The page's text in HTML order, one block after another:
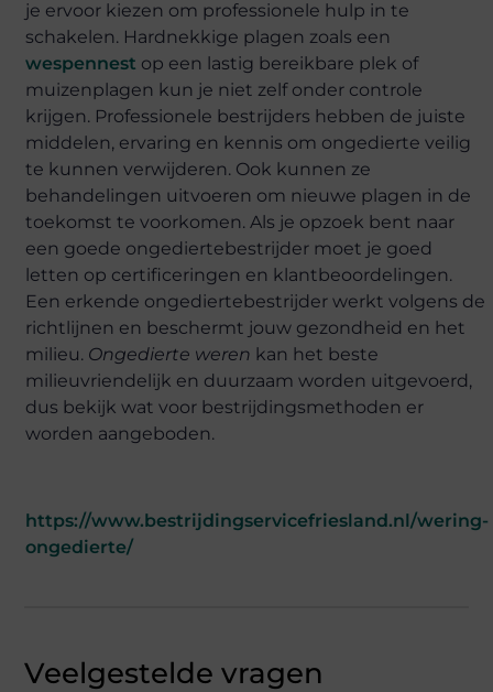
je ervoor kiezen om professionele hulp in te
schakelen. Hardnekkige plagen zoals een
wespennest op een lastig bereikbare plek of
muizenplagen kun je niet zelf onder controle
krijgen. Professionele bestrijders hebben de juiste
middelen, ervaring en kennis om ongedierte veilig
te kunnen verwijderen. Ook kunnen ze
behandelingen uitvoeren om nieuwe plagen in de
toekomst te voorkomen. Als je opzoek bent naar
een goede ongediertebestrijder moet je goed
letten op certificeringen en klantbeoordelingen.
Een erkende ongediertebestrijder werkt volgens de
richtlijnen en beschermt jouw gezondheid en het
milieu. Ongedierte weren kan het beste
milieuvriendelijk en duurzaam worden uitgevoerd,
dus bekijk wat voor bestrijdingsmethoden er
worden aangeboden.
https://www.bestrijdingservicefriesland.nl/wering-
ongedierte/
Veelgestelde vragen